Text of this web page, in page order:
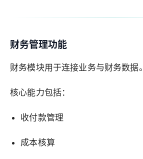
财务管理功能
财务模块用于连接业务与财务数据。
核心能力包括：
收付款管理
成本核算